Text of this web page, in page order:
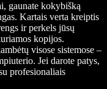
gaunate kokybišką
Kartais verta kreiptis
ir perkels jūsų
kopijos.
visose sistemose –
Jei darote patys,
profesionaliais